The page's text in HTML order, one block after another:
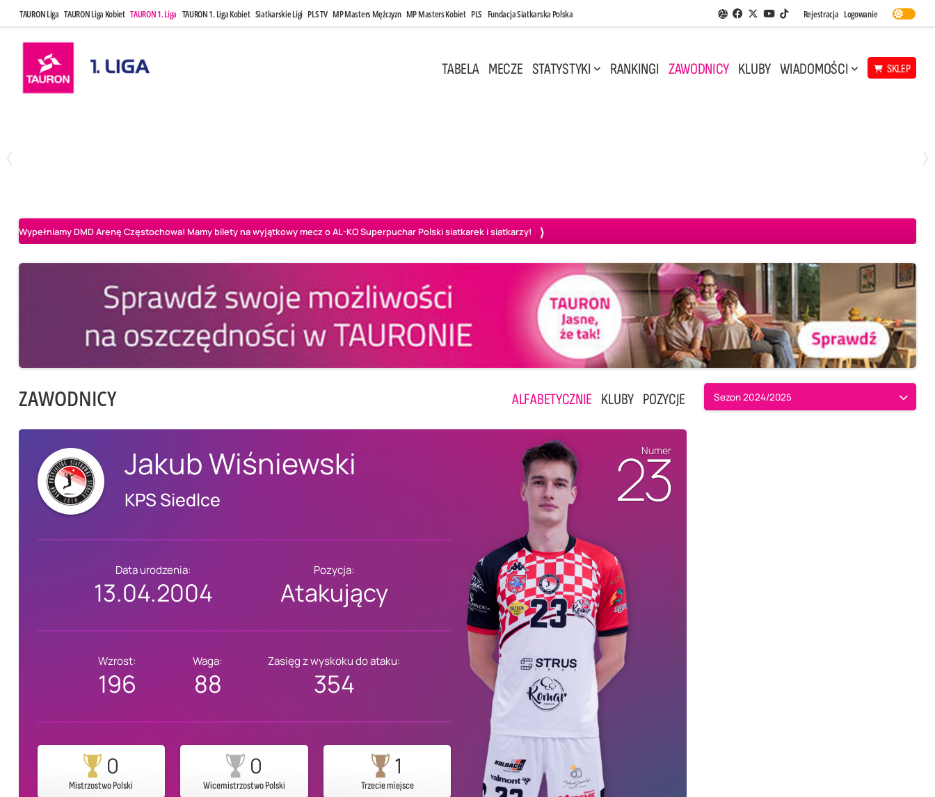
TAURON Liga TAURON Liga Kobiet TAURON 1. Liga TAURON 1. Liga Kobiet Siatkarskie Ligi PLS TV MP Masters Mężczyzn MP Masters Kobiet PLS Fundacja Siatkarska Polska Aplikacja Siatkarskie Ligi
Facebook
Twitter
Youtube
TikTok
Rejestracja Logowanie
TABELA MECZE STATYSTYKI RANKINGI ZAWODNICY KLUBY WIADOMOŚCI SKLEP
Wypełniamy DMD Arenę Częstochowa! Mamy bilety na wyjątkowy mecz o AL-KO Superpuchar Polski siatkarek i siatkarzy!
ZAWODNICY ALFABETYCZNIE KLUBY POZYCJE Sezon 2024/2025
Jakub Wiśniewski
KPS Siedlce
Data urodzenia:
13.04.2004
Pozycja:
Atakujący
Wzrost:
196
Waga:
88
Zasięg z wyskoku do ataku:
354
0
Mistrzostwo Polski
0
Wicemistrzostwo Polski
1
Trzecie miejsce
Numer
23